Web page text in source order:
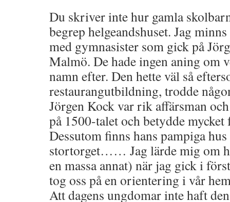
Du skriver inte hur gamla
begrep helgeandshuset. Jag
med gymnasister som gick på
Malmö. De hade ingen aning om
namn efter. Den hette väl så
restaurangutbildning, trodde
Jörgen Kock var rik affärsman
på 1500-talet och betydde
Dessutom finns hans pampiga
stortorget…… Jag lärde mig om
en massa annat) när jag gick i
tog oss på en orientering i vår
Att dagens ungdomar inte haft